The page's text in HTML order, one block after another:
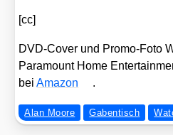
[cc]
DVD-Cover und Pro­mo-Foto
Para­mount Home
beiAma­zon .
Alan Moore Gabentisch